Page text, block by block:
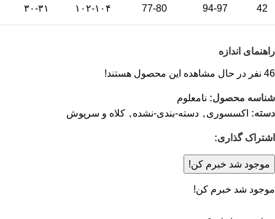
42
94-97
77-80 ۱۰۲-۱۰۴ ۳۰-۳۱
راهنمای اندازه
46 نفر در حال مشاهده این محصول هستند!
شناسه محصول: نامعلوم
دسته: اکسسوری , دسته-بندی-نشده , کلاه و سرپوش
اشتراک گذاری:
موجود شد خبرم کن!
موجود شد خبرم کن!